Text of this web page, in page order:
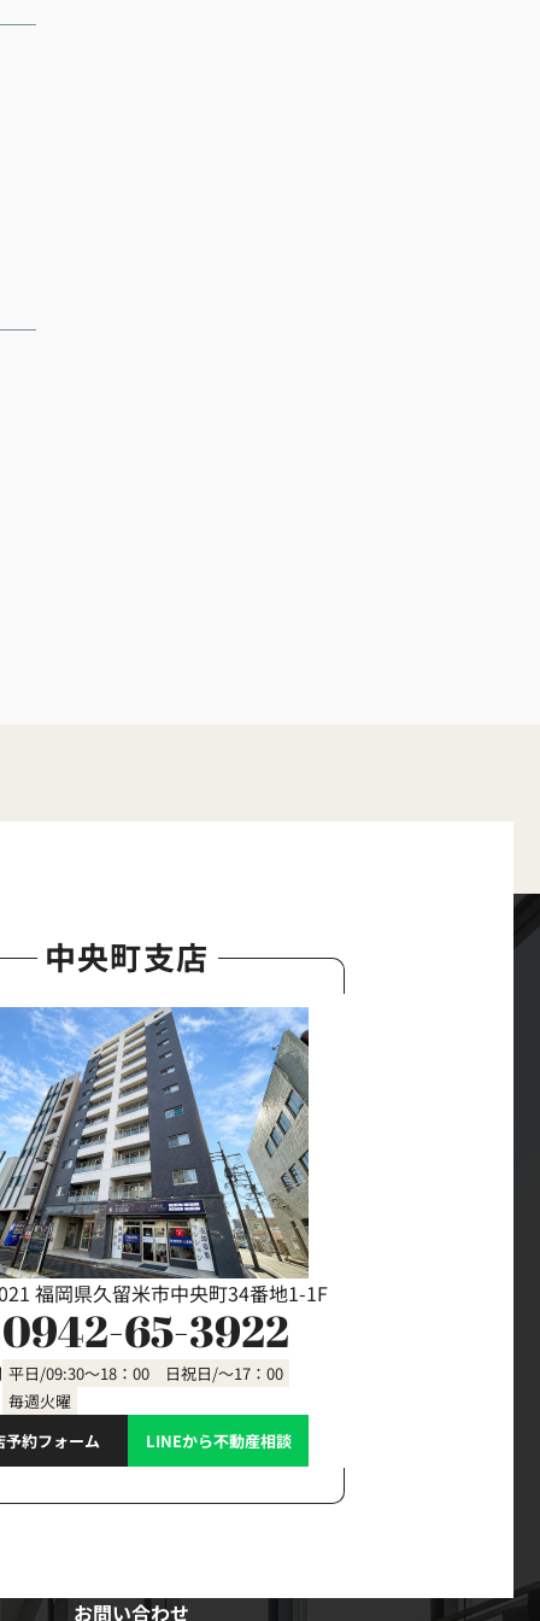
中央町支店
福岡県久留米市中央町34番地1-1F
0942-65-3922
平日/09:30～18：00 日祝日/～17：00
毎週火曜
予約フォーム
LINEから不動産相談
お問い合わせ